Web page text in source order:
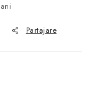
Partajare